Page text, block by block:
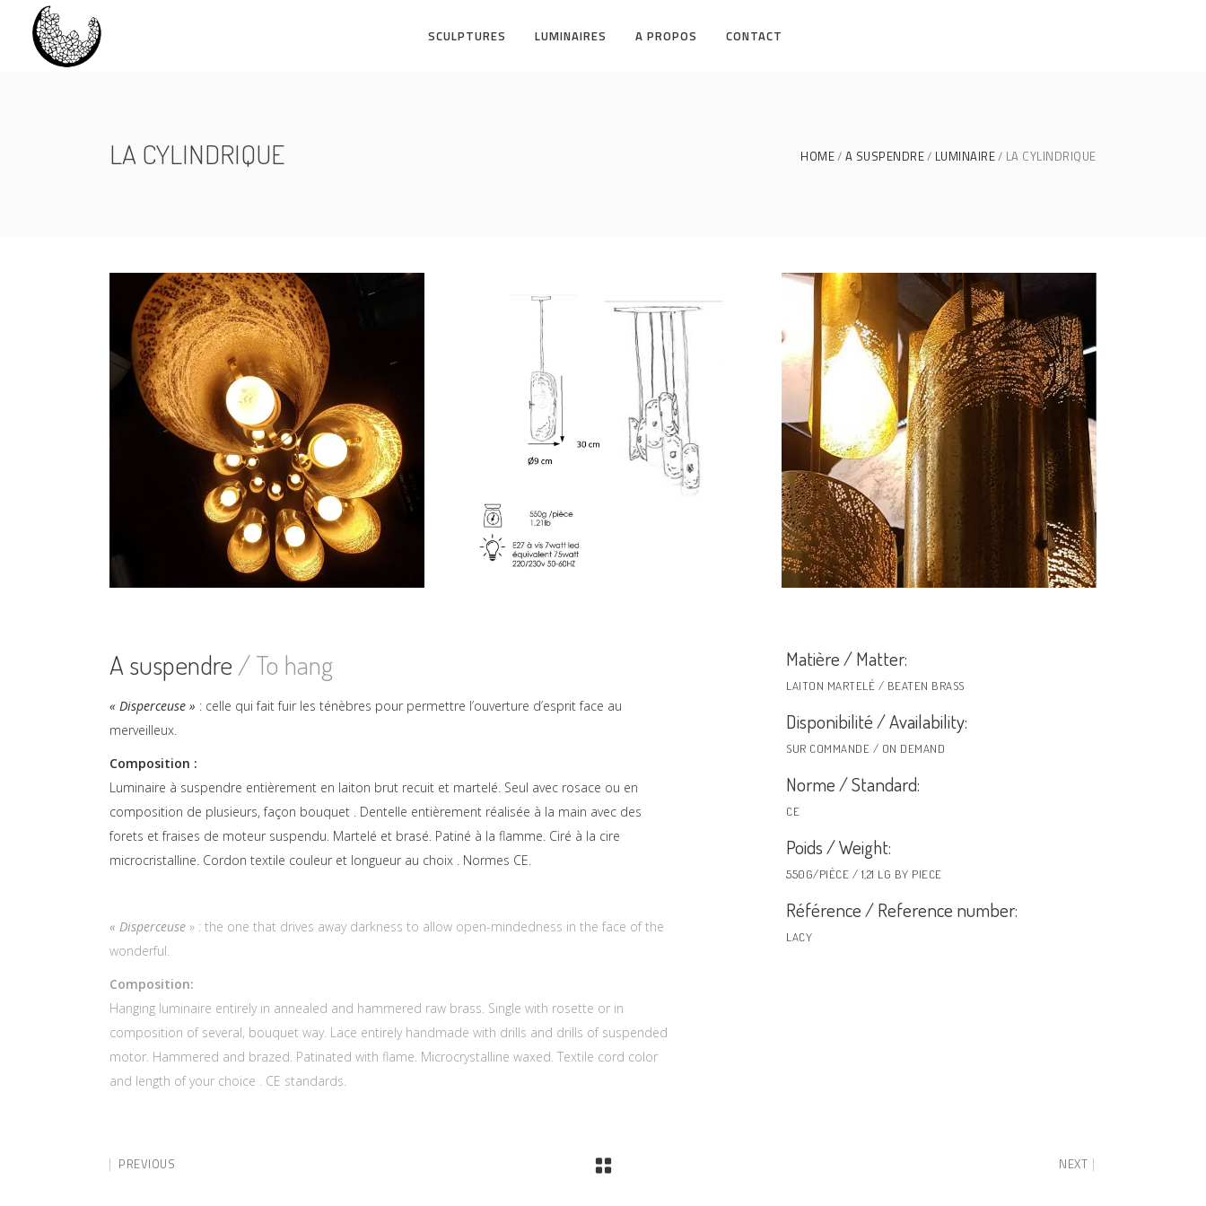
SCULPTURES LUMINAIRES A PROPOS CONTACT
LA CYLINDRIQUE HOME A SUSPENDRE LUMINAIRE LA CYLINDRIQUE
A suspendre / To hang
« Disperceuse » : celle qui fait fuir les ténèbres pour permettre l’ouverture d’esprit face au
merveilleux.
Composition :
Luminaire à suspendre entièrement en laiton brut recuit et martelé. Seul avec rosace ou en
composition de plusieurs, façon bouquet . Dentelle entièrement réalisée à la main avec des
forets et fraises de moteur suspendu. Martelé et brasé. Patiné à la flamme. Ciré à la cire
microcristalline. Cordon textile couleur et longueur au choix . Normes CE.
« Disperceuse » : the one that drives away darkness to allow open-mindedness in the face of the
wonderful.
Composition:
Hanging luminaire entirely in annealed and hammered raw brass. Single with rosette or in
composition of several, bouquet way. Lace entirely handmade with drills and drills of suspended
motor. Hammered and brazed. Patinated with flame. Microcrystalline waxed. Textile cord color
and length of your choice . CE standards.
Matière / Matter:
LAITON MARTELÉ / BEATEN BRASS
Disponibilité / Availability:
SUR COMMANDE / ON DEMAND
Norme / Standard:
CE
Poids / Weight:
550G/PIÈCE / 1,21 LG BY PIECE
Référence / Reference number:
LACY
PREVIOUS NEXT